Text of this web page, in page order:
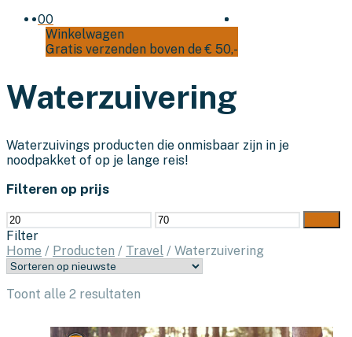
00
Winkelwagen
Gratis verzenden boven de € 50,-
Waterzuivering
Waterzuivings producten die onmisbaar zijn in je
noodpakket of op je lange reis!
Filteren op prijs
Min.
prijs
Max.
prijs
Filter
Home / Producten / Travel / Waterzuivering
Toont alle 2 resultaten